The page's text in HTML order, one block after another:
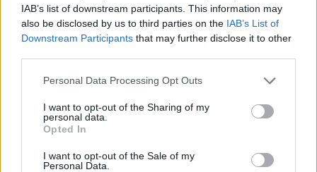
IAB’s list of downstream participants. This information may
also be disclosed by us to third parties on the IAB’s List of
Downstream Participants that may further disclose it to other
Please note that this website/app uses one or more Google
not limited to your visit or usage behaviour. You may click to
grant or deny consent to Google and its third-party tags to
use your data for below specified purposes in below Google
consent section.
Personal Data Processing Opt Outs
I want to opt-out of the Sharing of my
personal data.
Opted In
I want to opt-out of the Sale of my
Personal Data.
Később a magyar szövegkönyvet, talán éppen a
István, a verseketG. Dénes György
átdolgozta. Ezek
sorában a lényeget nem érintő változtatás Carla
a III. felvonás helyszínének Bécsből Budapestre